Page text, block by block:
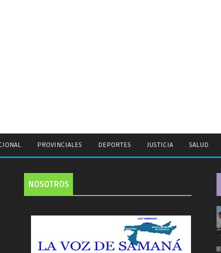
PROVINCIALES DEPORTES JUSTICIA SALUD
NOSOTROS